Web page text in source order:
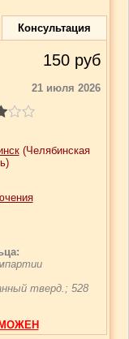
Консультация
150 руб
21 июля 2026
(Челябинская
тверд.; 528